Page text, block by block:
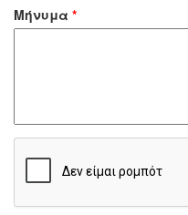
Μήνυμα *